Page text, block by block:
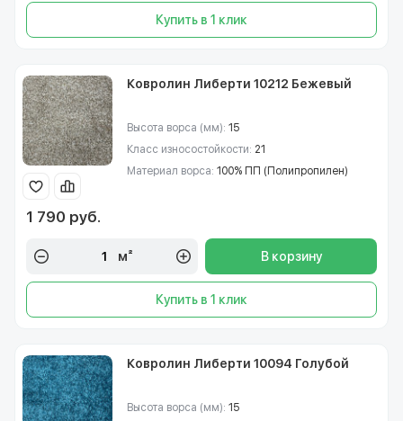
Купить в 1 клик
Ковролин Либерти 10212 Бежевый
Высота ворса (мм): 15
Класс износостойкости: 21
Материал ворса: 100% ПП (Полипропилен)
1 790 руб.
м² В корзину
Купить в 1 клик
Ковролин Либерти 10094 Голубой
Высота ворса (мм): 15